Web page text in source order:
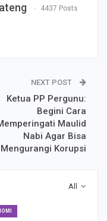
4437 Posts
NEXT POST
Ketua PP Pergunu:
Begini Cara
Maulid
Nabi Agar Bisa
Mengurangi Korupsi
All